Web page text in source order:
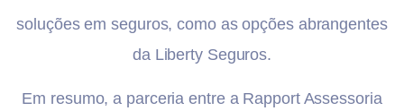
soluções em seguros, como as opções abrangentes
da Liberty Seguros.
Em resumo, a parceria entre a Rapport Assessoria